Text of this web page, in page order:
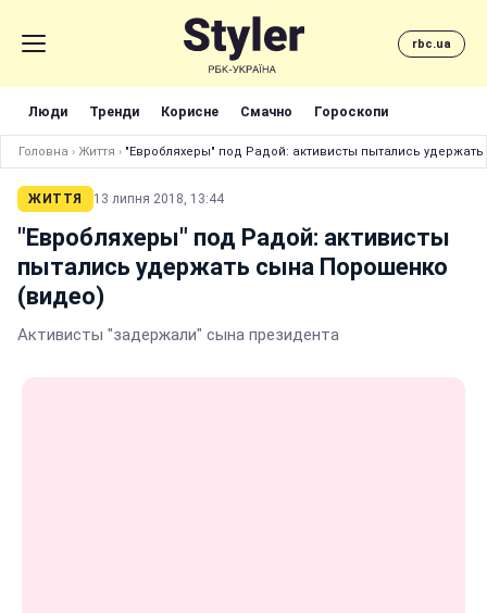
rbc.ua
Люди Тренди Корисне Смачно Гороскопи
Головна › Життя › "Евробляхеры" под Радой: активисты пытались
ЖИТТЯ 13 липня 2018, 13:44
"Евробляхеры" под Радой: активисты
пытались удержать сына Порошенко
(видео)
Активисты "задержали" сына президента